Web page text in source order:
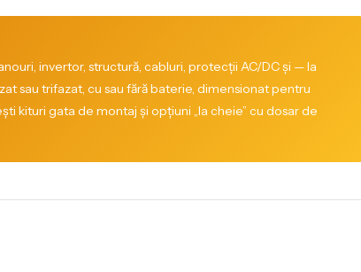
invertor, structură, cabluri, protecții AC/DC și — la
sau trifazat, cu sau fără baterie, dimensionat pentru
kituri gata de montaj și opțiuni „la cheie” cu dosar de